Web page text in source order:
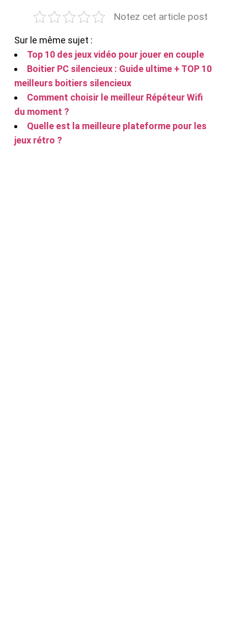
Notez cet article post
Sur le même sujet :
Top 10 des jeux vidéo pour jouer en couple
Boitier PC silencieux : Guide ultime + TOP 10
meilleurs boitiers silencieux
Comment choisir le meilleur Répéteur Wifi
du moment ?
Quelle est la meilleure plateforme pour les
jeux rétro ?